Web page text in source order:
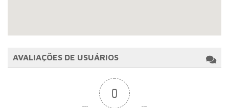
AVALIAÇÕES DE USUÁRIOS
0